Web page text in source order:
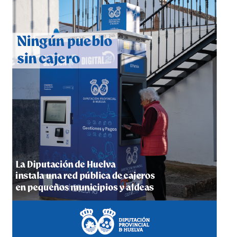
CUARTA CORRIDA DE LAS FIESTAS COLOMBINAS
2026
hace 4 días·Huelvatv
4º DÍA DE LAS FIESTAS COLOMBINAS 2026
hace 4 días·Huelvatv